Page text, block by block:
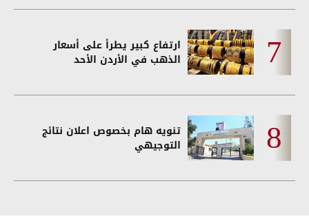
ارتفاع كبير يطرأ على أسعار
الذهب في الأردن الأحد
تنويه هام بخصوص اعلان نتائج
التوجيهي